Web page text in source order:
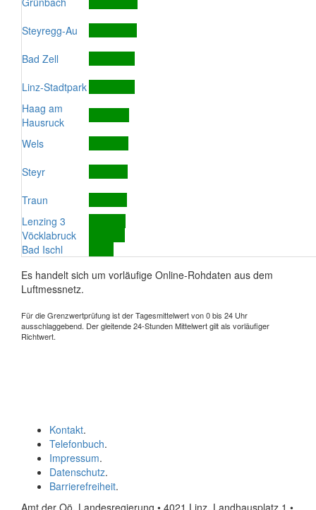
Steyregg-Au
Bad Zell
Linz-Stadtpark
Haag am
Hausruck
Wels
Steyr
Traun
Lenzing 3
Vöcklabruck
Bad Ischl
Es handelt sich um vorläufige Online-Rohdaten aus dem
Luftmessnetz.
Für die Grenzwertprüfung ist der Tagesmittelwert von 0 bis 24 Uhr
ausschlaggebend. Der gleitende 24-Stunden Mittelwert gilt als vorläufiger
Richtwert.
Kontakt.
Telefonbuch.
Impressum.
Datenschutz.
Barrierefreiheit.
Amt der Oö. Landesregierung • 4021 Linz, Landhausplatz 1 •